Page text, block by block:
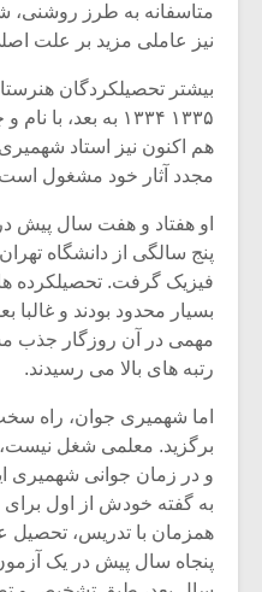
متاسفانه به طرز روشنی،
نیز عاملی مزید بر علت
بیشتر تحصیلکردگان
۱۳۳۵ ۱۳۳۴ به بعد،
هم اکنون نیز استاد
مجدد آثار خود مشغول
او هفتاد و هفت سال پیش
پنج سالگی از دانشگاه
فیزیک گرفت. تحصیلکرده
بسیار محدود بودند و غالبا
مهمی در آن روزگار جذب
رتبه های بالا می رسیدند.
اما شهمیری جوان، راه
برگزید. معلمی شغل
و در زمان جوانی شهمیری
به گفته خودش از اول برای
پنجاه سال پیش در یک